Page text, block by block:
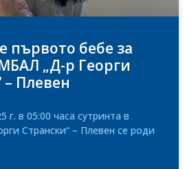
първото бебе за
„Д-р Георги
– Плевен
г. в 05:00 часа сутринта в
Странски“ – Плевен се роди